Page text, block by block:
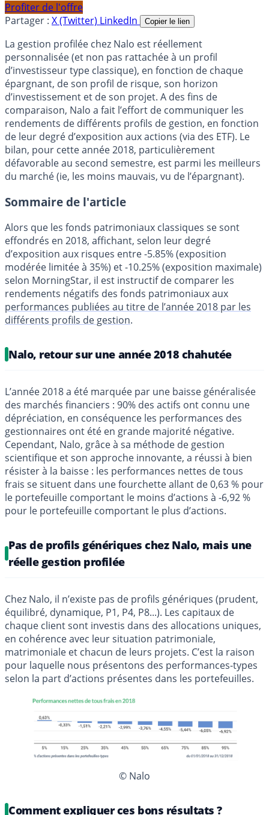
Profiter de l'offre
Partager : X (Twitter) LinkedIn Copier le lien
La gestion profilée chez Nalo est réellement
personnalisée (et non pas rattachée à un profil
d’investisseur type classique), en fonction de chaque
épargnant, de son profil de risque, son horizon
d’investissement et de son projet. A des fins de
comparaison, Nalo a fait l’effort de communiquer les
rendements de différents profils de gestion, en fonction
de leur degré d’exposition aux actions (via des ETF). Le
bilan, pour cette année 2018, particulièrement
défavorable au second semestre, est parmi les meilleurs
du marché (ie, les moins mauvais, vu de l’épargnant).
Sommaire de l'article
Alors que les fonds patrimoniaux classiques se sont
effondrés en 2018, affichant, selon leur degré
d’exposition aux risques entre -5.85% (exposition
modérée limitée à 35%) et -10.25% (exposition maximale)
selon MorningStar, il est instructif de comparer les
rendements négatifs des fonds patrimoniaux aux
performances publiées au titre de l’année 2018 par les
différents profils de gestion.
Nalo, retour sur une année 2018 chahutée
L’année 2018 a été marquée par une baisse généralisée
des marchés financiers : 90% des actifs ont connu une
dépréciation, en conséquence les performances des
gestionnaires ont été en grande majorité négative.
Cependant, Nalo, grâce à sa méthode de gestion
scientifique et son approche innovante, a réussi à bien
résister à la baisse : les performances nettes de tous
frais se situent dans une fourchette allant de 0,63 % pour
le portefeuille comportant le moins d’actions à -6,92 %
pour le portefeuille comportant le plus d’actions.
Pas de profils génériques chez Nalo, mais une
réelle gestion profilée
Chez Nalo, il n’existe pas de profils génériques (prudent,
équilibré, dynamique, P1, P4, P8...). Les capitaux de
chaque client sont investis dans des allocations uniques,
en cohérence avec leur situation patrimoniale,
matrimoniale et chacun de leurs projets. C’est la raison
pour laquelle nous présentons des performances-types
selon la part d’actions présentes dans les portefeuilles.
© Nalo
Comment expliquer ces bons résultats ?